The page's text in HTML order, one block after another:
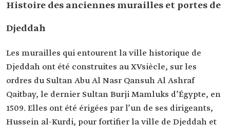
Histoire des anciennes murailles et portes de
Djeddah
Les murailles qui entourent la ville historique de
Djeddah ont été construites au XVsiècle, sur les
ordres du Sultan Abu Al Nasr Qansuh Al Ashraf
Qaitbay, le dernier Sultan Burji Mamluks d’Égypte, en
1509. Elles ont été érigées par l’un de ses dirigeants,
Hussein al-Kurdi, pour fortifier la ville de Djeddah et